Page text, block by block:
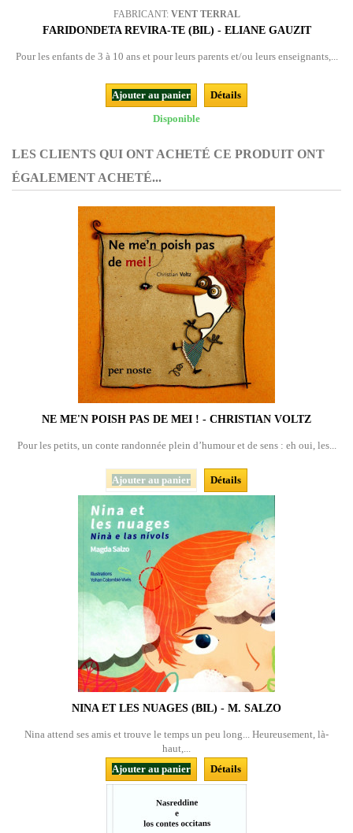
FABRICANT: VENT TERRAL
FARIDONDETA REVIRA-TE (BIL) - ELIANE GAUZIT
Pour les enfants de 3 à 10 ans et pour leurs parents et/ou leurs enseignants,...
Ajouter au panier
Détails
Disponible
LES CLIENTS QUI ONT ACHETÉ CE PRODUIT ONT
ÉGALEMENT ACHETÉ...
NE ME'N POISH PAS DE MEI ! - CHRISTIAN VOLTZ
Pour les petits, un conte randonnée plein d’humour et de sens : eh oui, les...
Ajouter au panier Détails
NINA ET LES NUAGES (BIL) - M. SALZO
Nina attend ses amis et trouve le temps un peu long... Heureusement, là-
haut,...
Ajouter au panier
Détails